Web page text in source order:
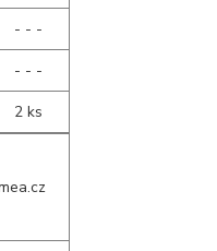
- - -
- - -
2 ks